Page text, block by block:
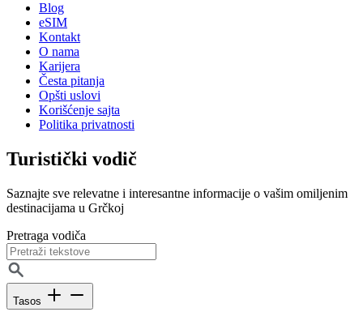
Blog
eSIM
Kontakt
O nama
Karijera
Česta pitanja
Opšti uslovi
Korišćenje sajta
Politika privatnosti
Turistički vodič
Saznajte sve relevatne i interesantne informacije o vašim omiljenim
destinacijama u Grčkoj
Pretraga vodiča
Tasos